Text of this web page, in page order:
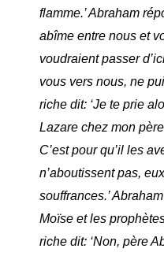
flamme.’ Abraham
abîme entre nous et
voudraient passer
vous vers nous, ne
riche dit: ‘Je te prie
Lazare chez mon
C’est pour qu’il les
n’aboutissent pas,
souffrances.’
Moïse et les
riche dit: ‘Non, père